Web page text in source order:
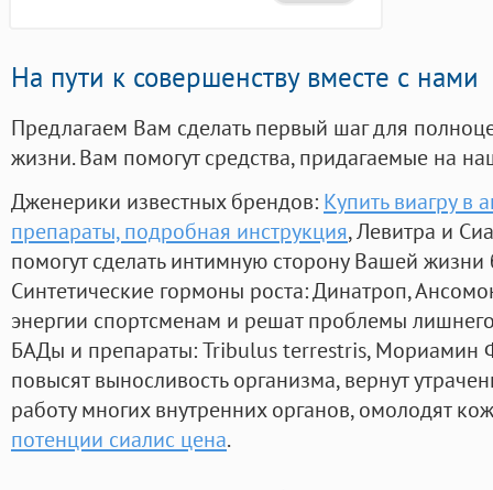
На пути к совершенству вместе с нами
Предлагаем Вам сделать первый шаг для
жизни. Вам помогут средства, придагаемые на
Дженерики известных брендов: Купить виагру в
препараты, подробная инструкция, Левитра и
помогут сделать интимную сторону Вашей
Синтетические гормоны роста: Динатроп,
энергии спортсменам и решат проблемы
БАДы и препараты:Tribulus terrestris, Мориамин
повысят выносливость организма, вернут
работу многих внутренних органов, омолодят
потенции сиалис цена.